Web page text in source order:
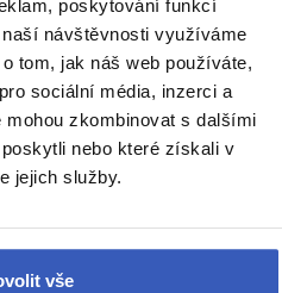
poskytování funkcí
návštěvnosti využíváme
tom, jak náš web používáte,
sociální média, inzerci a
mohou zkombinovat s dalšími
nebo které získali v
jejich služby.
vše
zájezdů
zájezdů
zájezdů
pokoje
na letišti
u domu
klub